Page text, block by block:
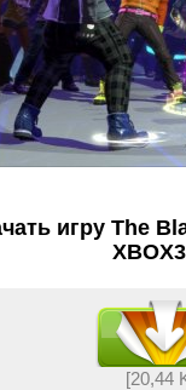
игру The
[20,44